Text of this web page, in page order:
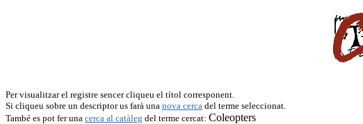
Per visualitzar el registre sencer cliqueu el títol corresponent.
Si cliqueu sobre un descriptor us farà una nova cerca del terme seleccionat.
També es pot fer una cerca al catàleg del terme cercat: Coleopters